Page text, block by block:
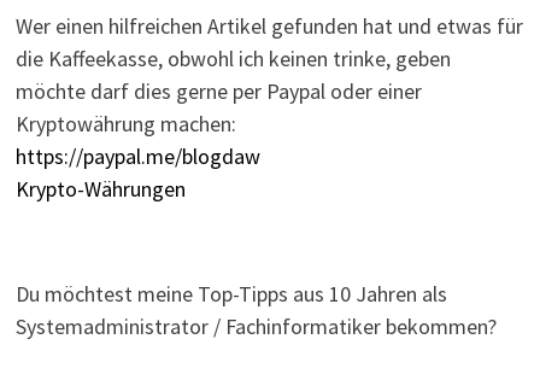
Wer einen hilfreichen Artikel gefunden hat und etwas für
die Kaffeekasse, obwohl ich keinen trinke, geben
möchte darf dies gerne per Paypal oder einer
Kryptowährung machen:
https://paypal.me/blogdaw
Krypto-Währungen
Du möchtest meine Top-Tipps aus 10 Jahren als
Systemadministrator / Fachinformatiker bekommen?